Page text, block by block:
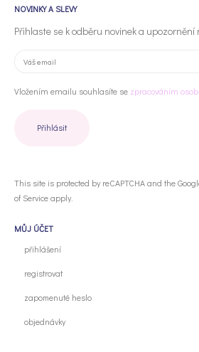
NOVINKY A SLEVY
Přihlaste se k odběru novinek a upozornění
Vložením emailu souhlasíte se zpracováním
This site is protected by reCAPTCHA and the
of Serviceapply.
MŮJ ÚČET
přihlášení
registrovat
zapomenuté heslo
objednávky